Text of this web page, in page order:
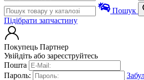
Пошук
Підібрати запчастину
Покупець Партнер
Увійдіть або зареєструйтесь
Пошта
Пароль: